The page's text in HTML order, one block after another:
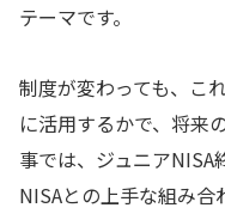
テーマです。
制度が変わっても、こ
に活用するかで、将来
事では、ジュニア
NISAとの上手な組み